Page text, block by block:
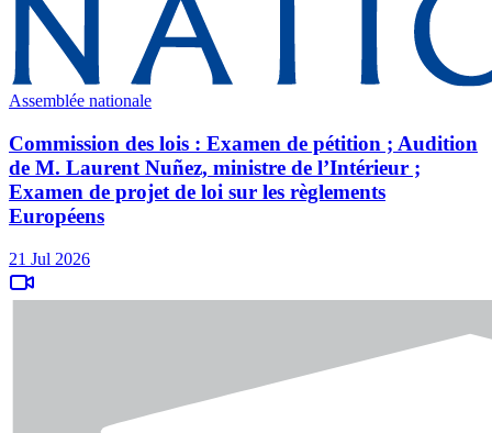
Assemblée nationale
Commission des lois : Examen de pétition ; Audition
de M. Laurent Nuñez, ministre de l’Intérieur ;
Examen de projet de loi sur les règlements
Européens
21 Jul 2026